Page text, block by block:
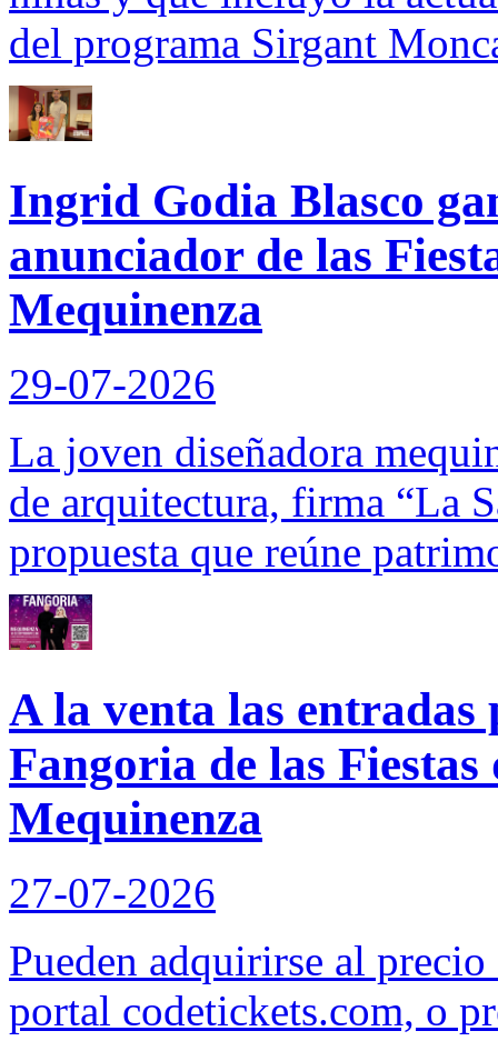
del programa Sirgant
Ingrid Godia Blasco
anunciador de las
Mequinenza
29-07-2026
La joven diseñadora
de arquitectura, firma “La
propuesta que reúne
A la venta las entradas
Fangoria de las Fiestas
Mequinenza
27-07-2026
Pueden adquirirse al
portal codetickets.com, o